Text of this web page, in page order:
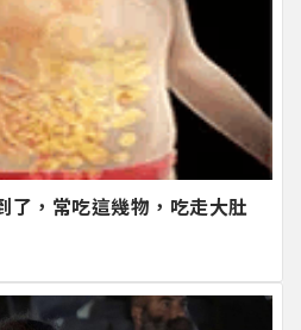
了，常吃這幾物，吃走大肚